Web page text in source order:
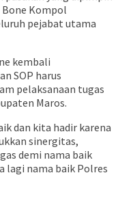
Bone Kompol
pejabat utama
kembali
SOP harus
pelaksanaan tugas
Maros.
dan kita hadir karena
sinergitas,
demi nama baik
lagi nama baik Polres